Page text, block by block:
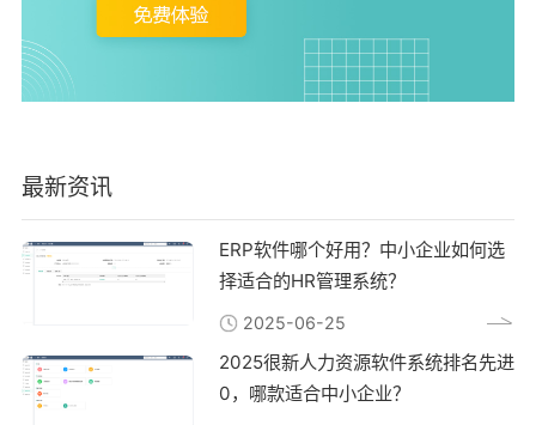
最新资讯
ERP软件哪个好用？中小企业如何选
择适合的HR管理系统？
2025-06-25
2025很新人力资源软件系统排名先进
0，哪款适合中小企业？